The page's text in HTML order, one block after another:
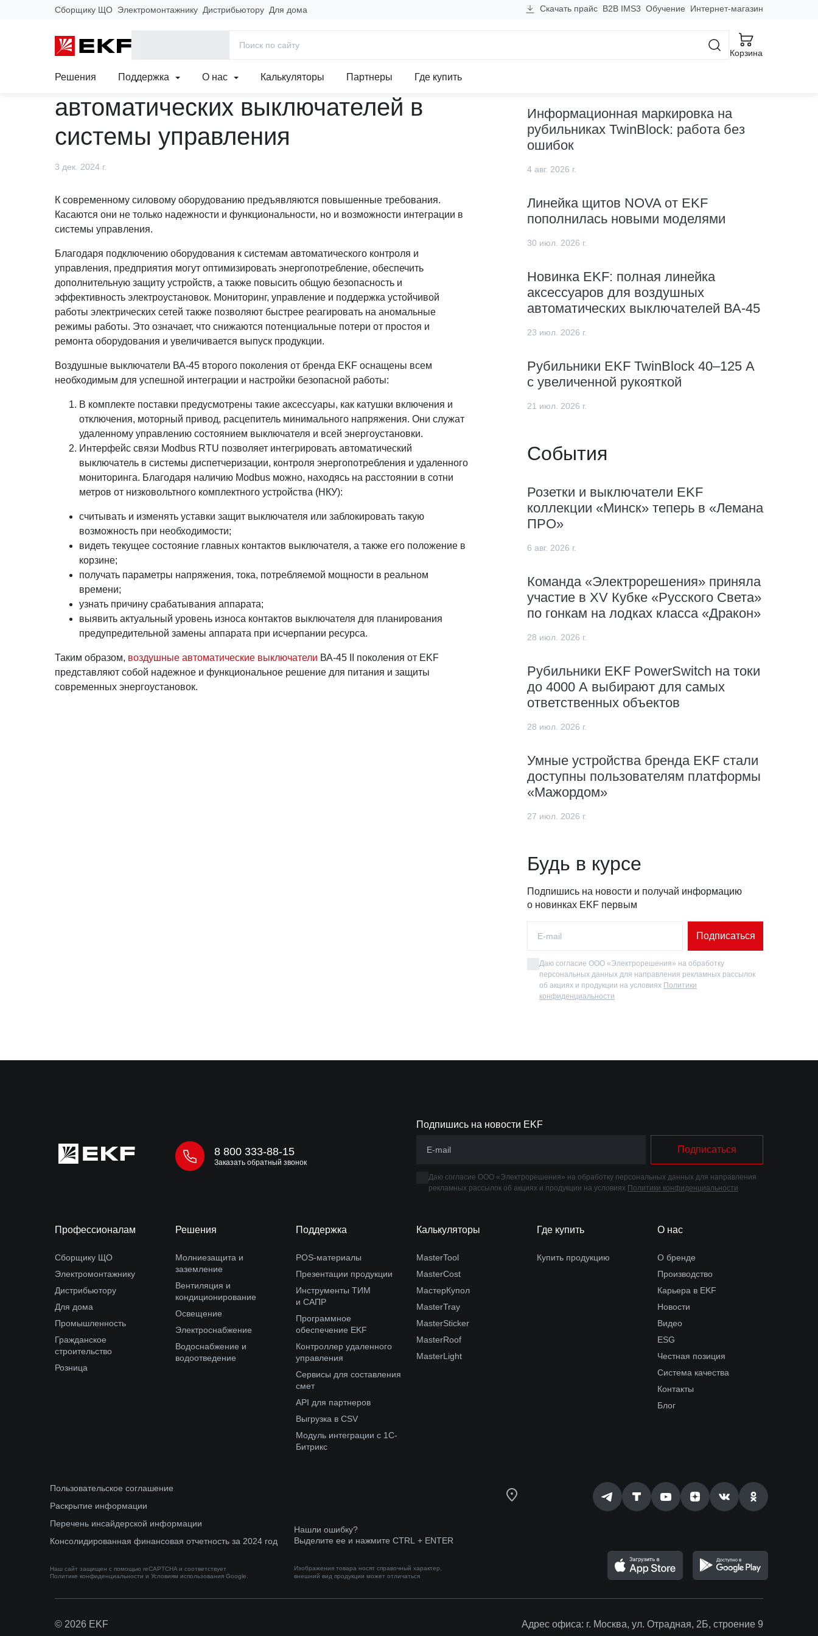
Сборщику ЩО Электромонтажнику Дистрибьютору Для дома Скачать прайс B2B IMS3 Обучение Интернет-магазин
Корзина
Решения Поддержка О нас Калькуляторы Партнеры Где купить
Главная
Интеграция воздушных
автоматических выключателей в
системы управления
3 дек. 2024 г.
К современному силовому оборудованию предъявляются повышенные требования.
Касаются они не только надежности и функциональности, но и возможности интеграции в
системы управления.
Благодаря подключению оборудования к системам автоматического контроля и
управления, предприятия могут оптимизировать энергопотребление, обеспечить
дополнительную защиту устройств, а также повысить общую безопасность и
эффективность электроустановок. Мониторинг, управление и поддержка устойчивой
работы электрических сетей также позволяют быстрее реагировать на аномальные
режимы работы. Это означает, что снижаются потенциальные потери от простоя и
ремонта оборудования и увеличивается выпуск продукции.
Воздушные выключатели ВА-45 второго поколения от бренда EKF оснащены всем
необходимым для успешной интеграции и настройки безопасной работы:
В комплекте поставки предусмотрены такие аксессуары, как катушки включения и
отключения, моторный привод, расцепитель минимального напряжения. Они служат
удаленному управлению состоянием выключателя и всей энергоустановки.
Интерфейс связи Modbus RTU позволяет интегрировать автоматический
выключатель в системы диспетчеризации, контроля энергопотребления и удаленного
мониторинга. Благодаря наличию Modbus можно, находясь на расстоянии в сотни
метров от низковольтного комплектного устройства (НКУ):
считывать и изменять уставки защит выключателя или заблокировать такую
возможность при необходимости;
видеть текущее состояние главных контактов выключателя, а также его положение в
корзине;
получать параметры напряжения, тока, потребляемой мощности в реальном
времени;
узнать причину срабатывания аппарата;
выявить актуальный уровень износа контактов выключателя для планирования
предупредительной замены аппарата при исчерпании ресурса.
Таким образом, воздушные автоматические выключатели ВА-45 II поколения от EKF
представляют собой надежное и функциональное решение для питания и защиты
современных энергоустановок.
Информационная маркировка на
рубильниках TwinBlock: работа без
ошибок
4 авг. 2026 г.
Линейка щитов NOVA от EKF
пополнилась новыми моделями
30 июл. 2026 г.
Новинка EKF: полная линейка
аксессуаров для воздушных
автоматических выключателей ВА-45
23 июл. 2026 г.
Рубильники EKF TwinBlock 40–125 А
с увеличенной рукояткой
21 июл. 2026 г.
События
Розетки и выключатели EKF
коллекции «Минск» теперь в «Лемана
ПРО»
6 авг. 2026 г.
Команда «Электрорешения» приняла
участие в XV Кубке «Русского Света»
по гонкам на лодках класса «Дракон»
28 июл. 2026 г.
Рубильники EKF PowerSwitch на токи
до 4000 А выбирают для самых
ответственных объектов
28 июл. 2026 г.
Умные устройства бренда EKF стали
доступны пользователям платформы
«Мажордом»
27 июл. 2026 г.
Будь в курсе
Подпишись на новости и получай информацию
о новинках EKF первым
Подписаться
Даю согласие ООО «Электрорешения» на обработку
персональных данных для направления рекламных рассылок
об акциях и продукции на условиях Политики
конфиденциальности
8 800 333-88-15
Заказать обратный звонок
Подпишись на новости EKF
Подписаться
Даю согласие ООО «Электрорешения» на обработку персональных данных для направления
рекламных рассылок об акциях и продукции на условиях Политики конфиденциальности
Профессионалам
Сборщику ЩО
Электромонтажнику
Дистрибьютору
Для дома
Промышленность
Гражданское
строительство
Розница
Решения
Молниезащита и
заземление
Вентиляция и
кондиционирование
Освещение
Электроснабжение
Водоснабжение и
водоотведение
Поддержка
POS-материалы
Презентации продукции
Инструменты ТИМ
и САПР
Программное
обеспечение EKF
Контроллер удаленного
управления
Сервисы для составления
смет
API для партнеров
Выгрузка в CSV
Модуль интеграции с 1С-
Битрикс
Калькуляторы
MasterTool
MasterCost
МастерКупол
MasterTray
MasterSticker
MasterRoof
MasterLight
Где купить
Купить продукцию
О нас
О бренде
Производство
Карьера в EKF
Новости
Видео
ESG
Честная позиция
Система качества
Контакты
Блог
Пользовательское соглашение
Раскрытие информации
Перечень инсайдерской информации
Консолидированная финансовая отчетность за 2024 год
Наш сайт защищен с помощью reCAPTCHA и соответствует
Политике конфиденциальности и Условиям использования Google.
Нашли ошибку?
Выделите ее и нажмите CTRL + ENTER
Изображения товара носят справочный характер,
внешний вид продукции может отличаться
Адрес офиса: г. Москва, ул. Отрадная, 2Б, строение 9
© 2026 EKF